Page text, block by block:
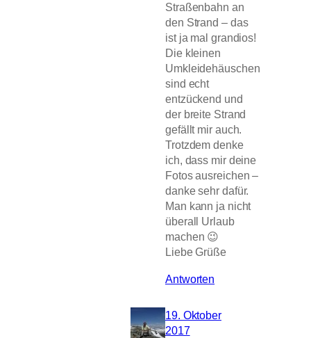
Straßenbahn an
den Strand – das
ist ja mal grandios!
Die kleinen
Umkleidehäuschen
sind echt
entzückend und
der breite Strand
gefällt mir auch.
Trotzdem denke
ich, dass mir deine
Fotos ausreichen –
danke sehr dafür.
Man kann ja nicht
überall Urlaub
machen 😉
Liebe Grüße
Antworten
19. Oktober
2017